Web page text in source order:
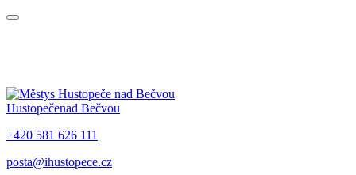
Hustopečenad Bečvou
+420 581 626 111
posta@ihustopece.cz